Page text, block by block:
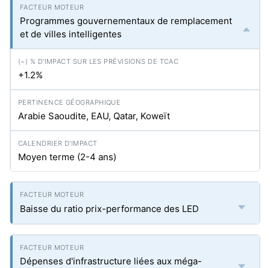
Programmes gouvernementaux de remplacement
et de villes intelligentes
+1.2%
Arabie Saoudite, EAU, Qatar, Koweït
Moyen terme (2-4 ans)
Baisse du ratio prix-performance des LED
Dépenses d'infrastructure liées aux méga-